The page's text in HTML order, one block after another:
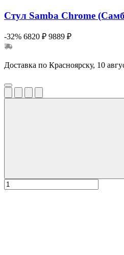
Стул Samba Chrome
-32% 6820 ₽ 9889 ₽
Доставка по Красноярску, 10